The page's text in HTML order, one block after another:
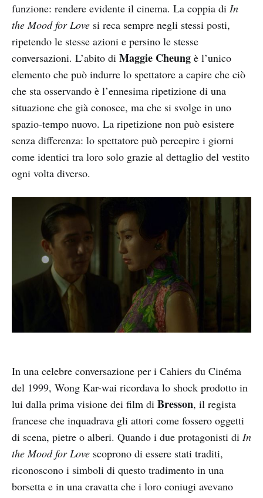
funzione: rendere evidente il cinema. La coppia di In
the Mood for Love si reca sempre negli stessi posti,
ripetendo le stesse azioni e persino le stesse
conversazioni. L’abito di Maggie Cheung è l’unico
elemento che può indurre lo spettatore a capire che ciò
che sta osservando è l’ennesima ripetizione di una
situazione che già conosce, ma che si svolge in uno
spazio-tempo nuovo. La ripetizione non può esistere
senza differenza: lo spettatore può percepire i giorni
come identici tra loro solo grazie al dettaglio del vestito
ogni volta diverso.
In una celebre conversazione per i Cahiers du Cinéma
del 1999, Wong Kar-wai ricordava lo shock prodotto in
lui dalla prima visione dei film di Bresson, il regista
francese che inquadrava gli attori come fossero oggetti
di scena, pietre o alberi. Quando i due protagonisti di In
the Mood for Love scoprono di essere stati traditi,
riconoscono i simboli di questo tradimento in una
borsetta e in una cravatta che i loro coniugi avevano